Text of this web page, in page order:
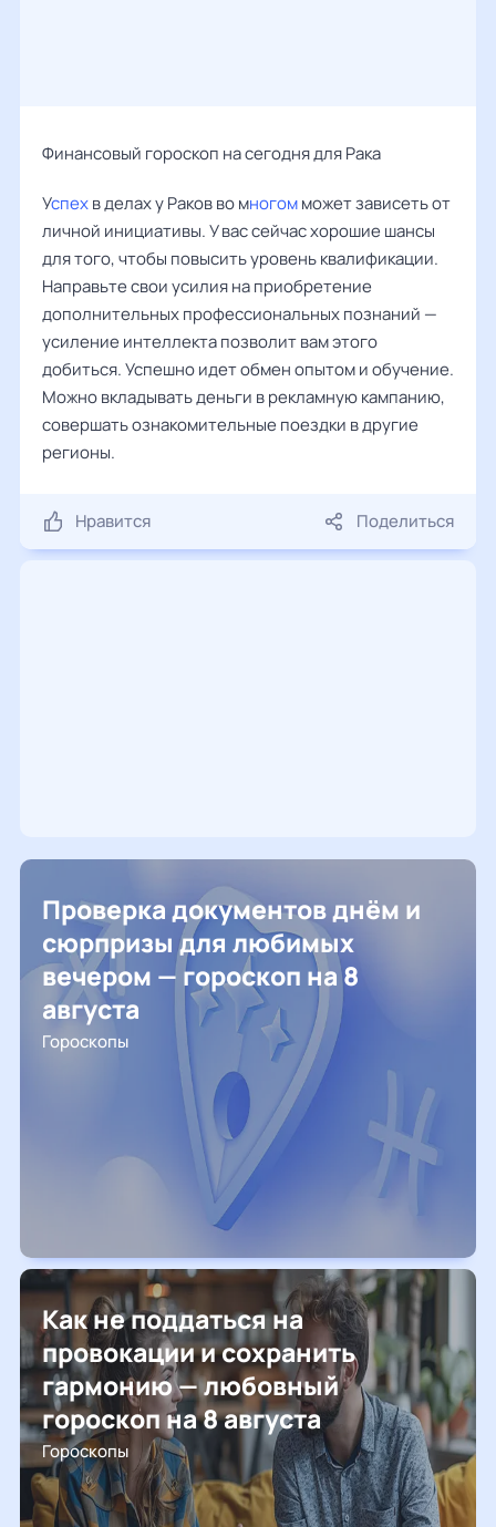
Финансовый гороскоп на сегодня для Рака
Успехв делах у Раков во многомможет зависеть от
личной инициативы. У вас сейчас хорошие шансы
для того, чтобы повысить уровень квалификации.
Направьте свои усилия на приобретение
дополнительных профессиональных познаний —
усиление интеллекта позволит вам этого
добиться. Успешно идет обмен опытом и обучение.
Можно вкладывать деньги в рекламную кампанию,
совершать ознакомительные поездки в другие
регионы.
Нравится Поделиться
Проверка документов днём и
сюрпризы для любимых
вечером — гороскоп на 8
августа
Гороскопы
Как не поддаться на
провокации и сохранить
гармонию — любовный
гороскоп на 8 августа
Гороскопы